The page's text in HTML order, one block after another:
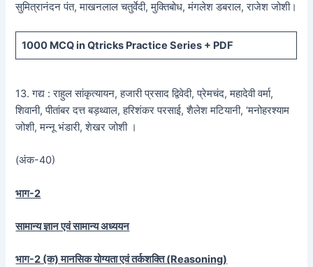
सुमित्रानंदन पंत, माखनलाल चतुर्वेदी, मुक्तिबोध, मंगलेश डबराल, राजेश जोशी।
1000 MCQin Qtricks Practice Series + PDF
13. गद्य : राहुल सांकृत्यायन, हजारी प्रसाद द्विवेदी, प्रेमचंद, महादेवी वर्मा,
शिवानी, पीतांबर दत्त बड़थ्वाल, हरिशंकर परसाई, शैलेश मटियानी, ‘मनोहरश्याम
जोशी, मन्नू भंडारी, शेखर जोशी ।
(अंक-40)
भाग-2
सामान्य ज्ञान एवं सामान्य अध्ययन
भाग-2 (क) मानसिक योग्यता एवं तर्कशक्ति (Reasoning)